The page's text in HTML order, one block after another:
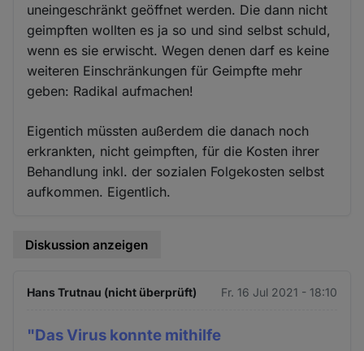
uneingeschränkt geöffnet werden. Die dann nicht
geimpften wollten es ja so und sind selbst schuld,
wenn es sie erwischt. Wegen denen darf es keine
weiteren Einschränkungen für Geimpfte mehr
geben: Radikal aufmachen!
Eigentich müssten außerdem die danach noch
erkrankten, nicht geimpften, für die Kosten ihrer
Behandlung inkl. der sozialen Folgekosten selbst
aufkommen. Eigentlich.
Diskussion anzeigen
Hans Trutnau (nicht überprüft) Fr. 16 Jul 2021 - 18:10
"Das Virus konnte mithilfe